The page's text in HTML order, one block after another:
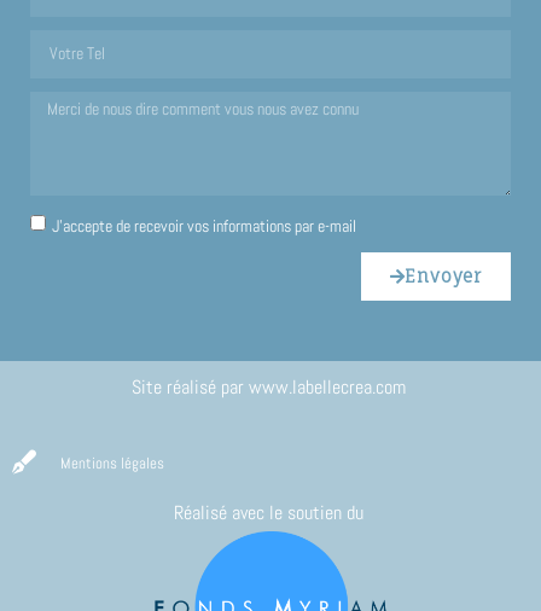
J'accepte de recevoir vos informations par e-mail
Envoyer
Site réalisé par www.labellecrea.com
Mentions légales
Réalisé avec le soutien du